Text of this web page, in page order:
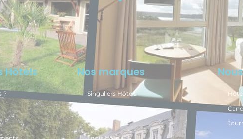
Hôtels
?
Nos marques
Singuliers Hôtels
Citotel